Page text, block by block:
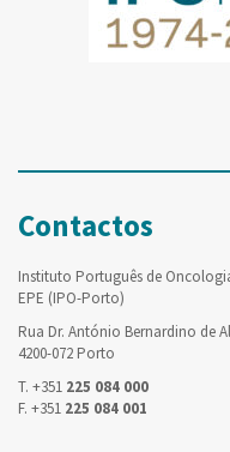
Contactos
Instituto Português de
EPE (IPO-Porto)
Rua Dr. António Bernardino de
4200-072 Porto
T. +351 225 084 000
F. +351 225 084 001